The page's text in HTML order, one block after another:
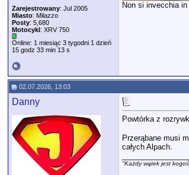
Zarejestrowany: Jul 2005
Miasto: Milazzo
Posty: 5,680
Motocykl: XRV 750
Online: 1 miesiąc 3 tygodni 1 dzień
15 godz 33 min 13 s
Non si invecchia
02.07.2026, 13:03
Danny
Powtórka z
Przerąbane musi
całych Alpach.
"Każdy wątek jest